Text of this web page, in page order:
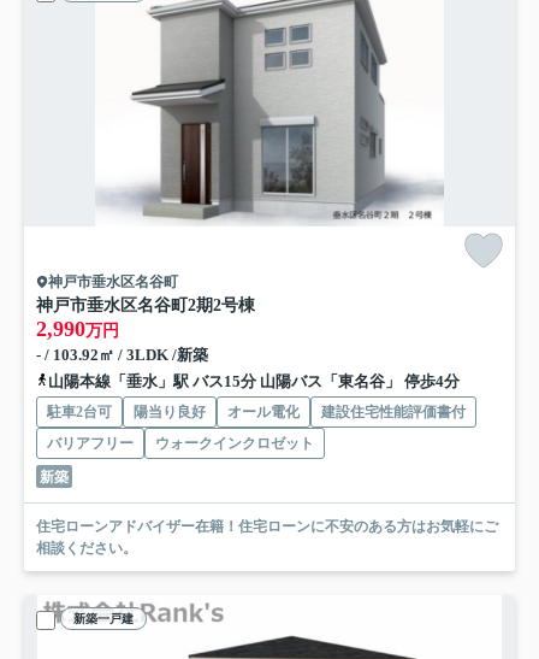
神戸市垂水区名谷町
神戸市垂水区名谷町 2期2号棟
2,990万円
- / 103.92㎡ / 3LDK /新築
山陽本線「垂水」駅 バス15分 山陽バス「東名谷」 停歩4分
駐車2台可 陽当り良好 オール電化
建設住宅性能評価書付
バリアフリー
ウォークインクロゼット
新築
住宅ローンアドバイザー在籍！住宅ローンに不安のある方はお気軽にご
相談ください。
新築一戸建